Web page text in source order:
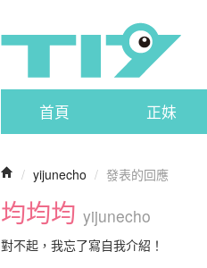
首頁 正妹
/ yijunecho / 發表的回應
均均均 yijunecho
對不起，我忘了寫自我介紹！